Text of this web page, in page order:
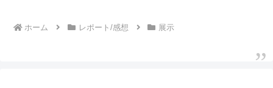
ホーム レポート/感想 展示